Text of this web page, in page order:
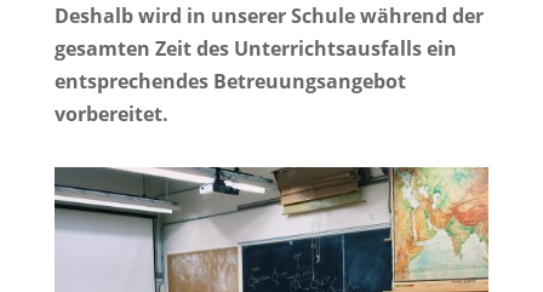
Deshalb wird in unserer Schule während der
gesamten Zeit des Unterrichtsausfalls ein
entsprechendes Betreuungsangebot
vorbereitet.